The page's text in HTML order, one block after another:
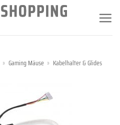
» Gaming Mäuse » Kabelhalter & Glides